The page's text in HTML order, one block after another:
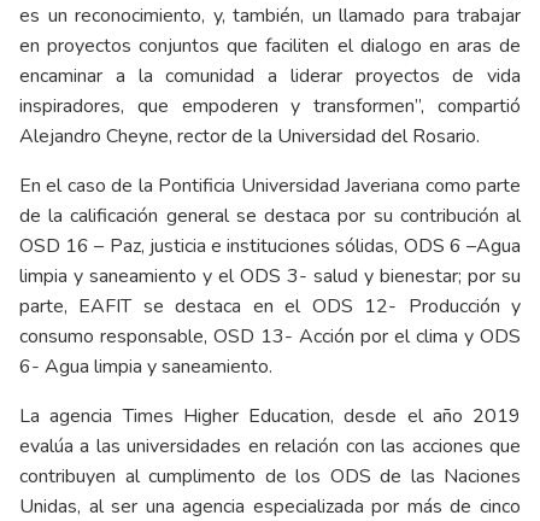
es un reconocimiento, y, también, un llamado para trabajar
en proyectos conjuntos que faciliten el dialogo en aras de
encaminar a la comunidad a liderar proyectos de vida
inspiradores, que empoderen y transformen”, compartió
Alejandro Cheyne, rector de la Universidad del Rosario.
En el caso de la Pontificia Universidad Javeriana como parte
de la calificación general se destaca por su contribución al
OSD 16 – Paz, justicia e instituciones sólidas, ODS 6 –Agua
limpia y saneamiento y el ODS 3- salud y bienestar; por su
parte, EAFIT se destaca en el ODS 12- Producción y
consumo responsable, OSD 13- Acción por el clima y ODS
6- Agua limpia y saneamiento.
La agencia Times Higher Education, desde el año 2019
evalúa a las universidades en relación con las acciones que
contribuyen al cumplimento de los ODS de las Naciones
Unidas, al ser una agencia especializada por más de cinco